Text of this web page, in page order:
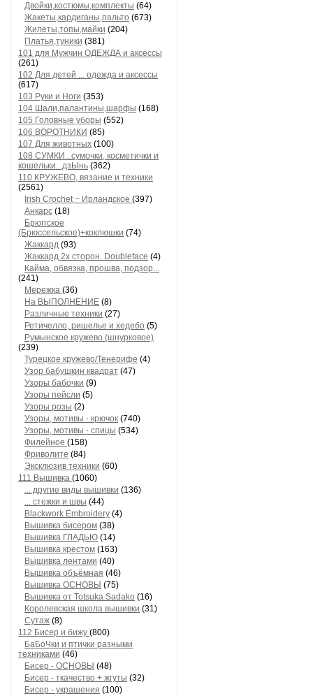
Двойки,костюмы,комплекты (64)
Жакеты,кардиганы,пальто (673)
Жилеты,топы,майки (204)
Платья,туники (381)
101 для Мужчин ОДЕЖДА и аксессы
(261)
102 Для детей ... одежда и аксессы
(617)
103 Руки и Ноги (353)
104 Шали,палантины,шарфы (168)
105 Головные уборы (552)
106 ВОРОТНИКИ (85)
107 Для животных (100)
108 СУМКИ...сумочки, косметички и
кошельки...дзЫнь (362)
110 КРУЖЕВО, вязание и техники
(2561)
Irish Crochet ~ Ирландское (397)
Анкарс (18)
Брюггское
(Брюссельское)+коклюшки (74)
Жаккард (93)
Жаккард 2х сторон. Doubleface (4)
Кайма, обвязка, прошва, подзор...
(241)
Мережка (36)
На ВЫПОЛНЕНИЕ (8)
Различные техники (27)
Ретичелло, ришелье и хедебо (5)
Румынское кружево (шнурковое)
(239)
Турецкое кружево/Тенерифе (4)
Узор бабушкин квадрат (47)
Узоры бабочки (9)
Узоры пейсли (5)
Узоры розы (2)
Узоры, мотивы - крючок (740)
Узоры, мотивы - спицы (534)
Филейное (158)
Фриволите (84)
Эксклюзив техники (60)
111 Вышивка (1060)
... другие виды вышивки (136)
... стежки и швы (44)
Blackwork Embroidery (4)
Вышивка бисером (38)
Вышивка ГЛАДЬЮ (14)
Вышивка крестом (163)
Вышивка лентами (40)
Вышивка объёмная (46)
Вышивка ОСНОВЫ (75)
Вышивка от Totsuka Sadako (16)
Королевская школа вышивки (31)
Сутаж (8)
112 Бисер и бижу (800)
БаБоЧки и птички разными
техниками (46)
Бисер - ОСНОВЫ (48)
Бисер - ткачество + жгуты (32)
Бисер - украшения (100)